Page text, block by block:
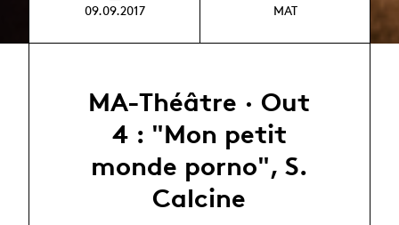
09.09.2017 MAT
MA-Théâtre · Out
4 : "Mon petit
monde porno", S.
Calcine